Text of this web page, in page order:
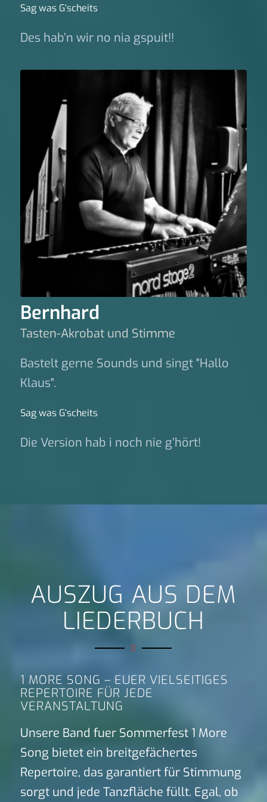
Sag was G‘scheits
Des hab’n wir no nia gspuit!!
Bernhard
Tasten-Akrobat und Stimme
Bastelt gerne Sounds und singt "Hallo
Klaus".
Sag was G‘scheits
Die Version hab i noch nie g’hört!
AUSZUG AUS DEM
LIEDERBUCH
1 MORE SONG – EUER VIELSEITIGES
REPERTOIRE FÜR JEDE
VERANSTALTUNG
Unsere Band fuer Sommerfest 1 More
Song bietet ein breitgefächertes
Repertoire, das garantiert für Stimmung
sorgt und jede Tanzfläche füllt. Egal, ob